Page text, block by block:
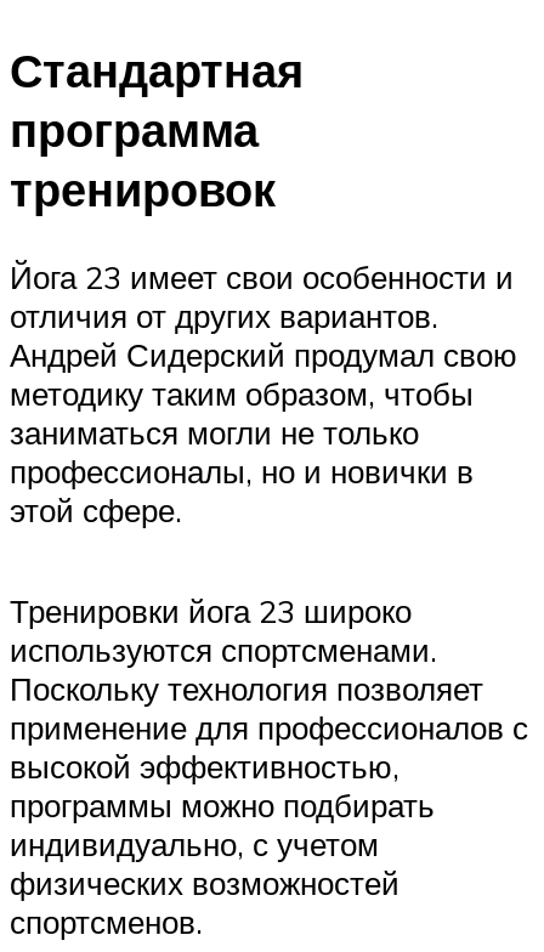
Стандартная
программа
тренировок
Йога 23 имеет свои особенности и
отличия от других вариантов.
Андрей Сидерский продумал свою
методику таким образом, чтобы
заниматься могли не только
профессионалы, но и новички в
этой сфере.
Тренировки йога 23 широко
используются спортсменами.
Поскольку технология позволяет
применение для профессионалов с
высокой эффективностью,
программы можно подбирать
индивидуально, с учетом
физических возможностей
спортсменов.